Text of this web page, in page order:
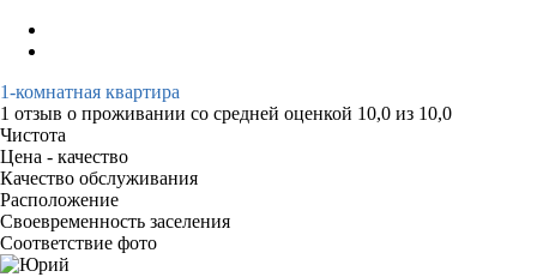
1-комнатная квартира
1 отзыв о проживании со средней оценкой 10,0 из 10,0
Чистота
Цена - качество
Качество обслуживания
Расположение
Своевременность заселения
Соответствие фото